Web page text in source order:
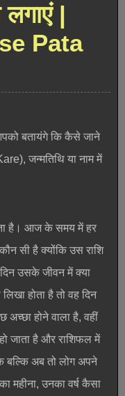
|
Pata
बतायंगे कि कैसे जाने
जन्मतिथि या नाम में
है। आज के समय में हर
सी है क्योंकि उस राशि
उसके जीवन में क्या
होता है तो वह दिन
होने वाला है, वहीं
जाता है और राशिफल में
बल्कि अब तो लोग अपने
महीना, उनका वर्ष कैसा